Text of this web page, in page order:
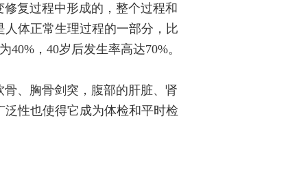
复过程中形成的，整个过程和
体正常生理过程的一部分，比
，40岁后发生率高达70%。
、胸骨剑突，腹部的肝脏、肾
性也使得它成为体检和平时检